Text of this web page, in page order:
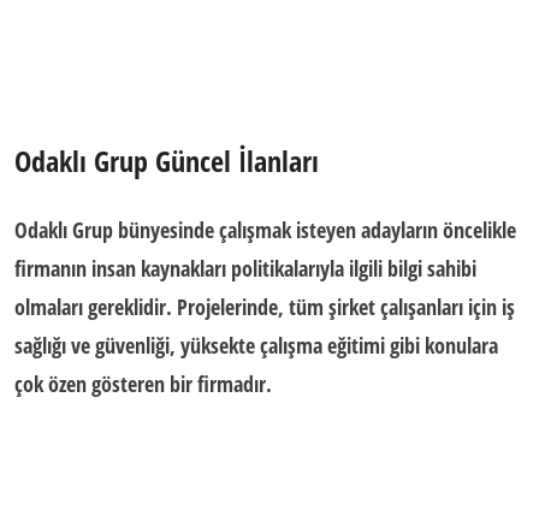
Odaklı Grup Güncel İlanları
Odaklı Grup bünyesinde çalışmak isteyen adayların öncelikle
firmanın insan kaynakları politikalarıyla ilgili bilgi sahibi
olmaları gereklidir. Projelerinde, tüm şirket çalışanları için iş
sağlığı ve güvenliği, yüksekte çalışma eğitimigibi konulara
çok özen gösteren bir firmadır.